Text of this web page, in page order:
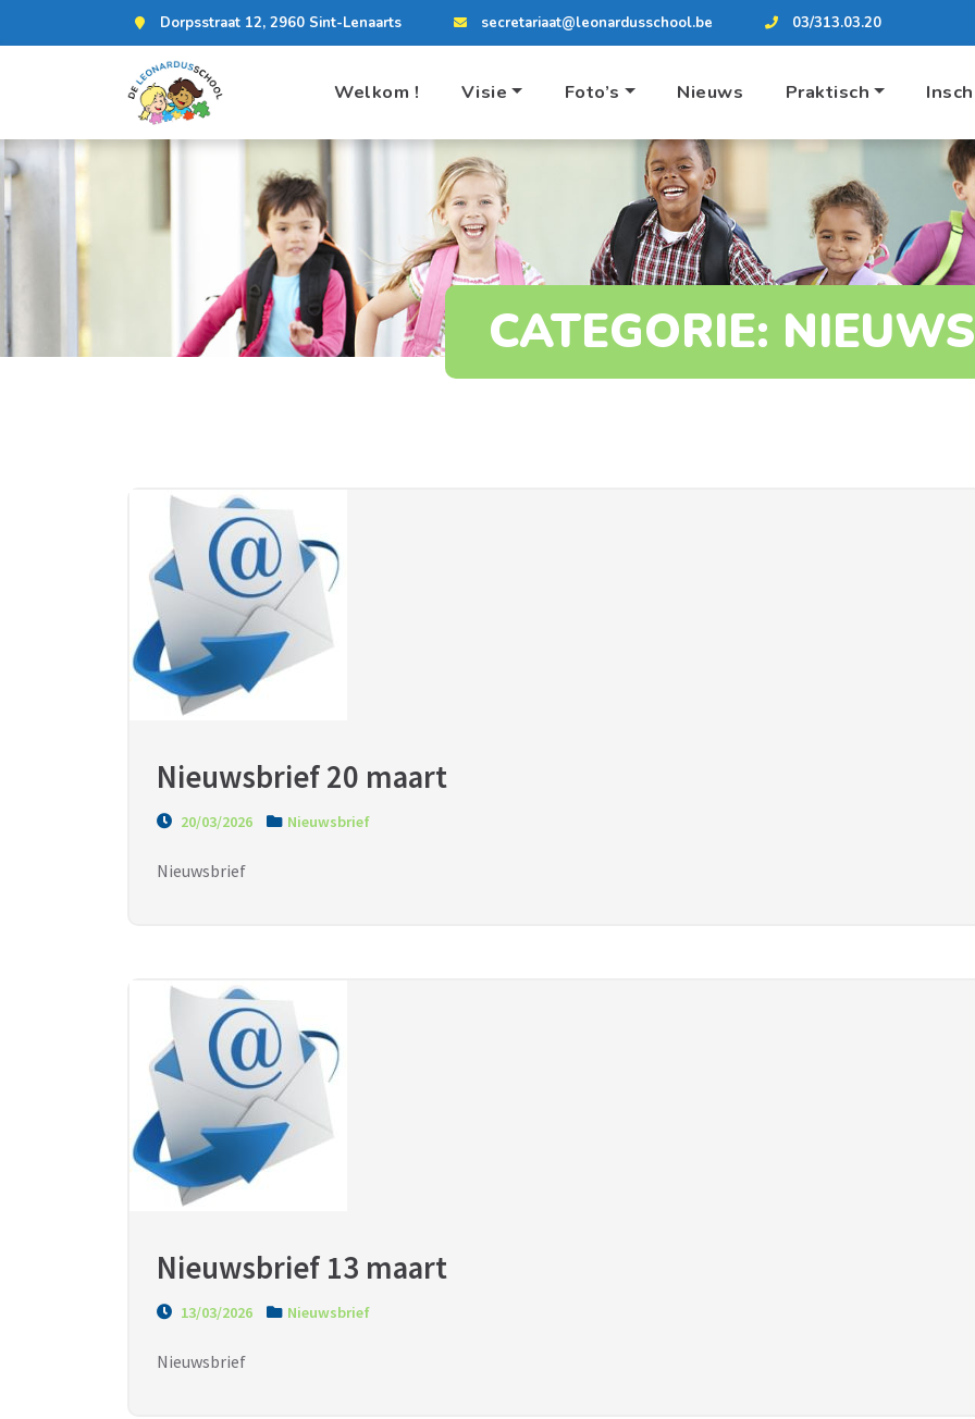
Dorpsstraat 12, 2960 Sint-Lenaarts secretariaat@leonardusschool.be 03/313.03.20
Welkom ! Visie Foto’s Nieuws Praktisch
CATEGORIE: NIEUWS
Nieuwsbrief 20 maart
20/03/2026 Nieuwsbrief
Nieuwsbrief
Nieuwsbrief 13 maart
13/03/2026 Nieuwsbrief
Nieuwsbrief